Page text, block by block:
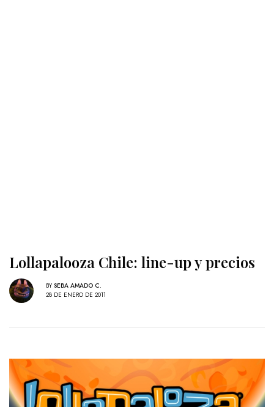
Lollapalooza Chile: line-up y precios
BY SEBA AMADO C.
28 DE ENERO DE 2011